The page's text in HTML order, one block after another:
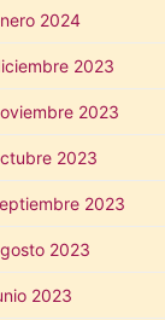
2024
2023
2023
2023
2023
2023
2023